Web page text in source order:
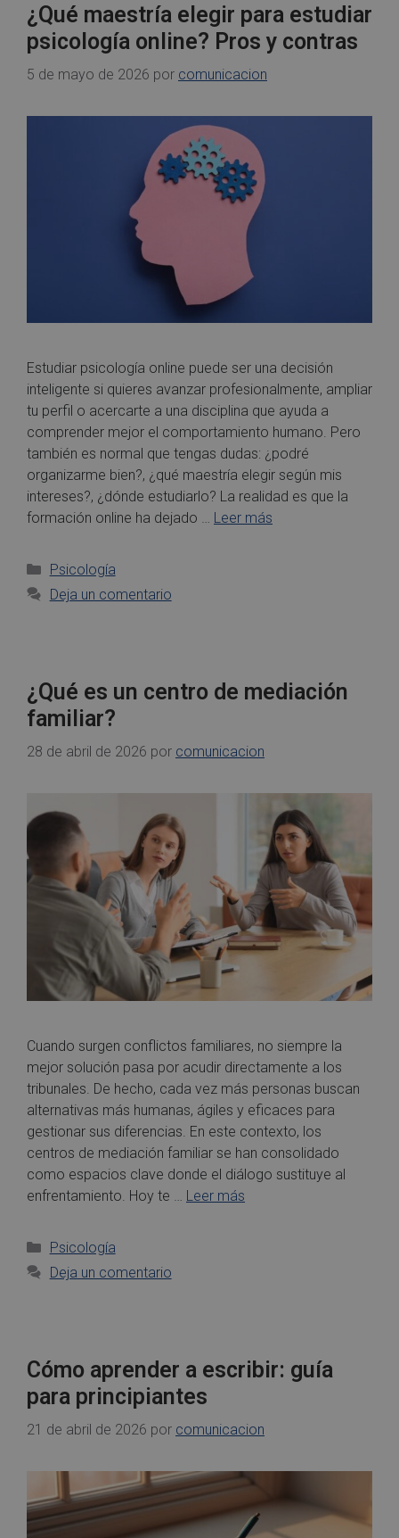
¿Qué maestría elegir para estudiar
psicología online? Pros y contras
5 de mayo de 2026 por comunicacion
Estudiar psicología online puede ser una decisión
inteligente si quieres avanzar profesionalmente, ampliar
tu perfil o acercarte a una disciplina que ayuda a
comprender mejor el comportamiento humano. Pero
también es normal que tengas dudas: ¿podré
organizarme bien?, ¿qué maestría elegir según mis
intereses?, ¿dónde estudiarlo? La realidad es que la
formación online ha dejado … Leer más
Psicología
Deja un comentario
¿Qué es un centro de mediación
familiar?
28 de abril de 2026 por comunicacion
Cuando surgen conflictos familiares, no siempre la
mejor solución pasa por acudir directamente a los
tribunales. De hecho, cada vez más personas buscan
alternativas más humanas, ágiles y eficaces para
gestionar sus diferencias. En este contexto, los
centros de mediación familiar se han consolidado
como espacios clave donde el diálogo sustituye al
enfrentamiento. Hoy te … Leer más
Psicología
Deja un comentario
Cómo aprender a escribir: guía
para principiantes
21 de abril de 2026 por comunicacion